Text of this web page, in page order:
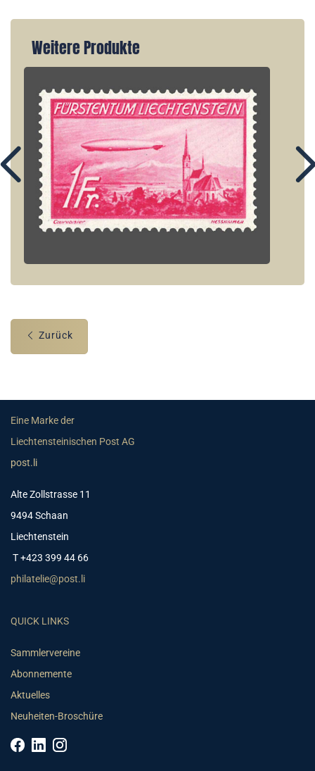
Weitere Produkte
Zurück
Eine Marke der
Liechtensteinischen Post AG
post.li
Alte Zollstrasse 11
9494 Schaan
Liechtenstein
T +423 399 44 66
philatelie@post.li
QUICK LINKS
Sammlervereine
Abonnemente
Aktuelles
Neuheiten-Broschüre